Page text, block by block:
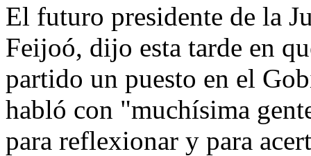
El futuro presidente de la
Feijoó, dijo esta tarde en
partido un puesto en el
habló con "muchísima
para reflexionar y para